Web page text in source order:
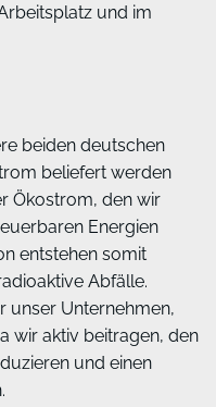
und im
beiden deutschen
beliefert werden
Ökostrom, den wir
Energien
entstehen somit
Abfälle.
unser Unternehmen,
wir aktiv beitragen, den
und einen